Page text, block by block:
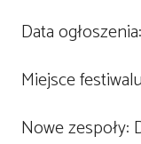
Data
Miejsce
Nowe zespoły: